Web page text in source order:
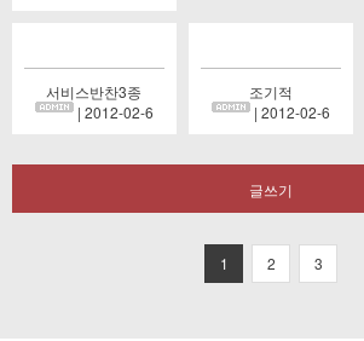
서비스반찬3종
| 2012-02-6
조기적
| 2012-02-6
글쓰기
1 2 3